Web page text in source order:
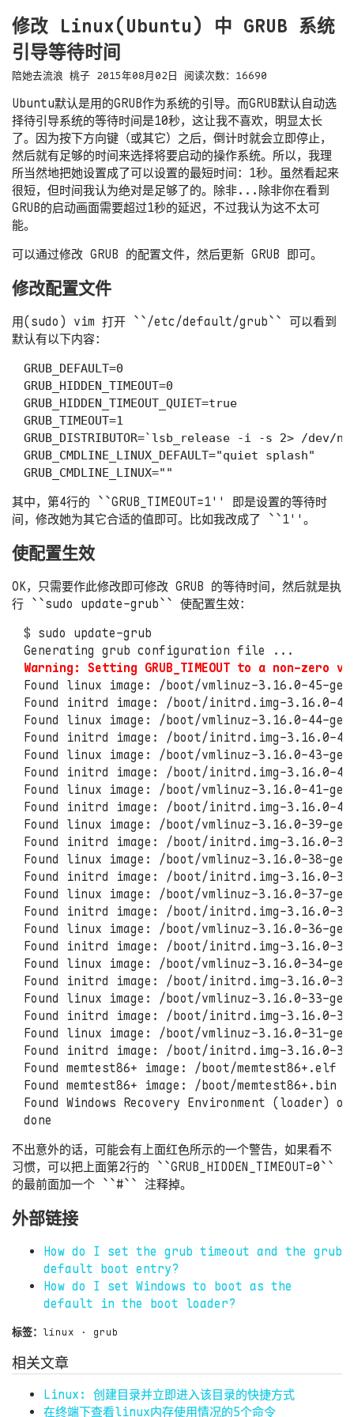
修改 Linux(Ubuntu) 中 GRUB 系统
引导等待时间
陪她去流浪 桃子 2015年08月02日 阅读次数： 16690
Ubuntu默认是用的GRUB作为系统的引导。而GRUB默认自动选
择待引导系统的等待时间是10秒，这让我不喜欢，明显太长
了。因为按下方向键（或其它）之后，倒计时就会立即停止，
然后就有足够的时间来选择将要启动的操作系统。所以，我理
所当然地把她设置成了可以设置的最短时间：1秒。虽然看起来
很短，但时间我认为绝对是足够了的。除非...除非你在看到
GRUB的启动画面需要超过1秒的延迟，不过我认为这不太可
能。
可以通过修改 GRUB 的配置文件，然后更新 GRUB 即可。
修改配置文件
用(sudo) vim 打开 ``/etc/default/grub `` 可以看到
默认有以下内容：
GRUB_DEFAULT=0
GRUB_HIDDEN_TIMEOUT=0
GRUB_HIDDEN_TIMEOUT_QUIET=true
GRUB_TIMEOUT=1
GRUB_DISTRIBUTOR=`lsb_release -i -s 2> /
GRUB_CMDLINE_LINUX_DEFAULT="quiet splash"
其中，第4行的 ``GRUB_TIMEOUT=1'' 即是设置的等待时
间，修改她为其它合适的值即可。比如我改成了 ``1''。
使配置生效
OK，只需要作此修改即可修改 GRUB 的等待时间，然后就是执
行 ``sudo update-grub `` 使配置生效：
$ sudo update-grub
Warning: Setting GRUB_TIMEOUT to a non-zero
Found linux image: /boot/vmlinuz-3.16.0-45-
Found initrd image: /boot/initrd.img-3.16.0-
Found linux image: /boot/vmlinuz-3.16.0-44-
Found initrd image: /boot/initrd.img-3.16.0-
Found linux image: /boot/vmlinuz-3.16.0-43-
Found initrd image: /boot/initrd.img-3.16.0-
Found linux image: /boot/vmlinuz-3.16.0-41-
Found initrd image: /boot/initrd.img-3.16.0-
Found linux image: /boot/vmlinuz-3.16.0-39-
Found initrd image: /boot/initrd.img-3.16.0-
Found linux image: /boot/vmlinuz-3.16.0-38-
Found initrd image: /boot/initrd.img-3.16.0-
Found linux image: /boot/vmlinuz-3.16.0-37-
Found initrd image: /boot/initrd.img-3.16.0-
Found linux image: /boot/vmlinuz-3.16.0-36-
Found initrd image: /boot/initrd.img-3.16.0-
Found linux image: /boot/vmlinuz-3.16.0-34-
Found initrd image: /boot/initrd.img-3.16.0-
Found linux image: /boot/vmlinuz-3.16.0-33-
Found initrd image: /boot/initrd.img-3.16.0-
Found linux image: /boot/vmlinuz-3.16.0-31-
Found initrd image: /boot/initrd.img-3.16.0-
Found memtest86+ image: /boot/memtest86+.elf
Found memtest86+ image: /boot/memtest86+.bin
Found Windows Recovery Environment (loader)
不出意外的话，可能会有上面红色所示的一个警告，如果看不
习惯，可以把上面第2行的 ``GRUB_HIDDEN_TIMEOUT=0 ``
的最前面加一个 ``#`` 注释掉。
外部链接
How do I set the grub timeout and the grub
default boot entry?
How do I set Windows to boot as the
default in the boot loader?
标签： linux · grub
相关文章
Linux: 创建目录并立即进入该目录的快捷方式
在终端下查看linux内存使用情况的5个命令